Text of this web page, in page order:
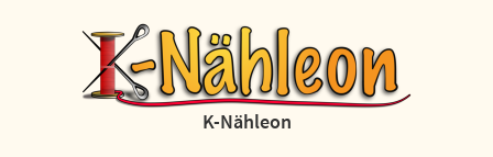
Hauptnavigation
Seitenspalte
K-Nähleon